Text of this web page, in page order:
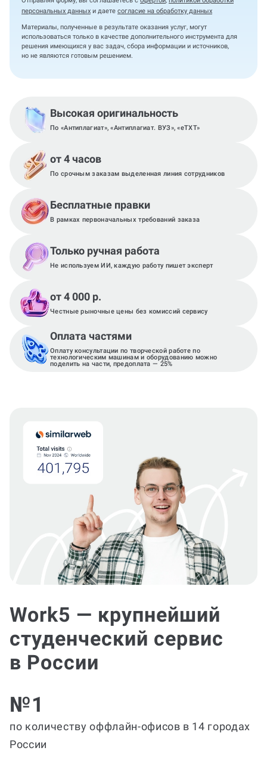
персональных данных и даете согласие на обработку данных
Материалы, полученные в результате оказания услуг, могут
использоваться только в качестве дополнительного инструмента для
решения имеющихся у вас задач, сбора информации и источников,
но не являются готовым решением.
Высокая оригинальность
По «Антиплагиат», «Антиплагиат. ВУЗ», «eTXT»
от 4 часов
По срочным заказам выделенная линия сотрудников
Бесплатные правки
В рамках первоначальных требований заказа
Только ручная работа
Не используем ИИ, каждую работу пишет эксперт
от 4 000 р.
Честные рыночные цены без комиссий сервису
Оплата частями
Оплату консультации по творческой работе по
технологическим машинам и оборудованию можно
поделить на части, предоплата — 25%
Work5 — крупнейший
студенческий сервис
в России
№1
по количеству оффлайн-офисов в 14 городах
России